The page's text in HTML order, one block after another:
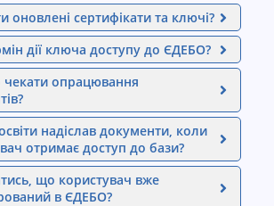
и
оновлені сертифікати та ключі?
дії ключа доступу до ЄДЕБО?
чекати опрацювання
надіслав документи, коли
отримає доступ до бази?
що користувач вже
в ЄДЕБО?